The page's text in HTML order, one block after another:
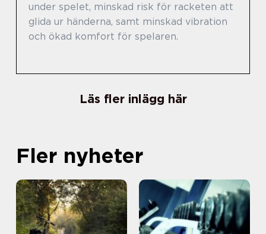
under spelet, minskad risk för racketen att
glida ur händerna, samt minskad vibration
och ökad komfort för spelaren.
Läs fler inlägg här
Fler nyheter